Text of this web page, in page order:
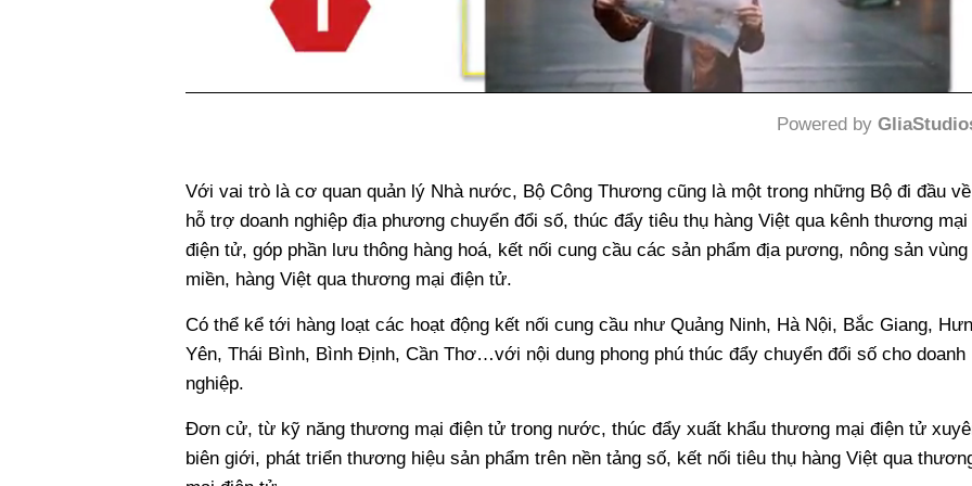
Powered by
Với vai trò là cơ quan quản lý Nhà nước, Bộ Công Thương cũng là một trong những Bộ đi đầu về
hỗ trợ doanh nghiệp địa phương chuyển đổi số, thúc đẩy tiêu thụ hàng Việt qua kênh thương mại
điện tử, góp phần lưu thông hàng hoá, kết nối cung cầu các sản phẩm địa pương, nông sản vùng
miền, hàng Việt qua thương mại điện tử.
Có thể kể tới hàng loạt các hoạt động kết nối cung cầu như Quảng Ninh, Hà Nội, Bắc Giang,
Yên, Thái Bình, Bình Định, Cần Thơ…với nội dung phong phú thúc đẩy chuyển đổi số cho doanh
nghiệp.
Đơn cử, từ kỹ năng thương mại điện tử trong nước, thúc đẩy xuất khẩu thương mại điện tử
biên giới, phát triển thương hiệu sản phẩm trên nền tảng số, kết nối tiêu thụ hàng Việt qua